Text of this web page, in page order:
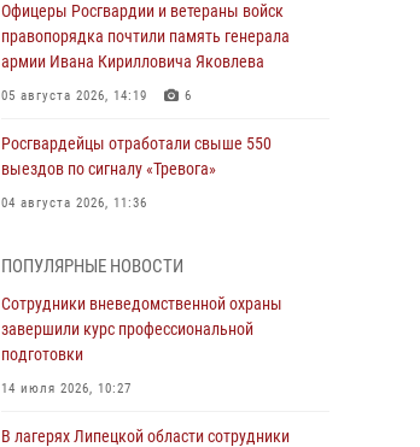
Офицеры Росгвардии и ветераны войск
правопорядка почтили память генерала
армии Ивана Кирилловича Яковлева
05 августа 2026, 14:19 6
Росгвардейцы отработали свыше 550
выездов по сигналу «Тревога»
04 августа 2026, 11:36
ударные и разведывательные беспилотники
ВСУ
04 августа 2026, 09:05
Росгвардия обеспечила безопасность
Липецке
ПОПУЛЯРНЫЕ НОВОСТИ
Сотрудники вневедомственной охраны
завершили курс профессиональной
подготовки
14 июля 2026, 10:27
В лагерях Липецкой области сотрудники